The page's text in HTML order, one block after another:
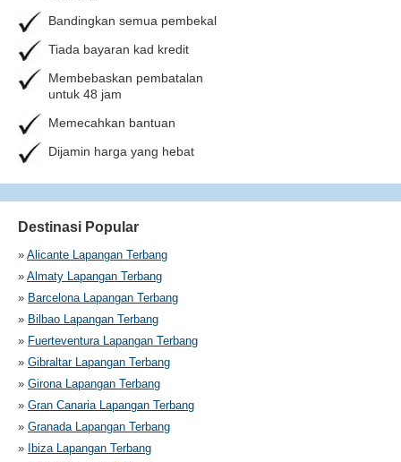
Bandingkan semua pembekal
Tiada bayaran kad kredit
Membebaskan pembatalan
untuk 48 jam
Memecahkan bantuan
Dijamin harga yang hebat
Destinasi Popular
» Alicante Lapangan Terbang
» Almaty Lapangan Terbang
» Barcelona Lapangan Terbang
» Bilbao Lapangan Terbang
» Fuerteventura Lapangan Terbang
» Gibraltar Lapangan Terbang
» Girona Lapangan Terbang
» Gran Canaria Lapangan Terbang
» Granada Lapangan Terbang
»
Ibiza Lapangan Terbang